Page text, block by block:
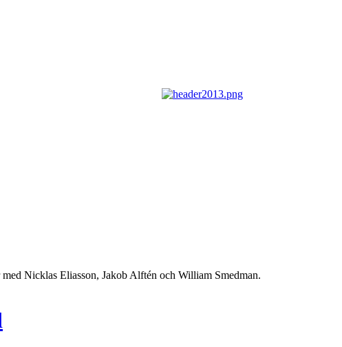
Nicklas Eliasson, Jakob Alftén och William Smedman.